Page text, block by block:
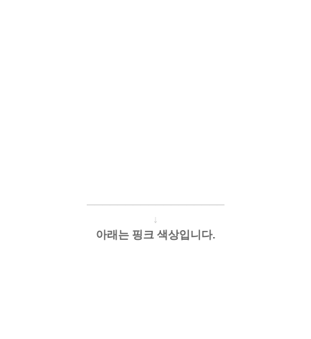
──────────────────
↓
아래는 핑크 색상입니다.